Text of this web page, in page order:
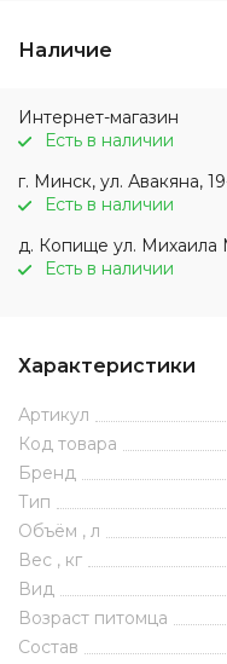
Наличие
Интернет-магазин
Есть в наличии
г. Минск, ул. Авакяна,
Есть в наличии
д. Копище ул. Михаила
Есть в наличии
Характеристики
Артикул
Код товара
Бренд
Тип
Объём , л
Вес , кг
Вид
Возраст питомца
Состав